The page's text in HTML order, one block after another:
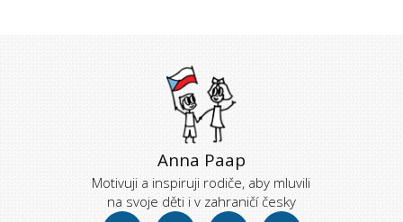
Anna Paap
Motivuji a inspiruji rodiče, aby mluvili
na svoje děti i v zahraničí česky